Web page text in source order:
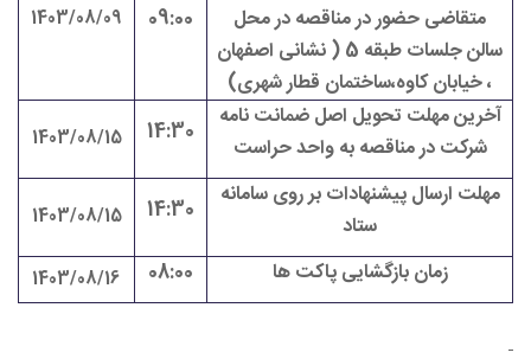
متقاضی حضور در مناقصه در محل
سالن جلسات طبقه 5 ( نشانی اصفهان
، خیابان کاوه،ساختمان قطار شهری)
09:00
1403/08/09
آخرین مهلت تحویل اصل ضمانت نامه
شرکت در مناقصه به واحد حراست
14:30
1403/08/15
مهلت ارسال پیشنهادات بر روی سامانه
ستاد
14:30
1403/08/15
زمان بازگشایی پاکت ها 08:00
1403/08/16